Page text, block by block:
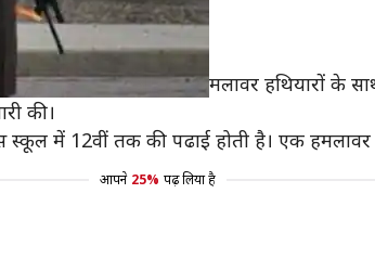
मैथ (STEM) स्कूल में दो हमलावर हथियारों के
की।
में 12वीं तक की पढाई होती है। एक हमलावर
आपने 25% पढ़ लिया है